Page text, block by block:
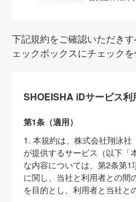
下記規約をご確認いただき
ェックボックスにチェックを
SHOEISHA iDサービス利
第1条（適用）
1. 本規約は、株式会社翔泳社
が提供するサービス（以下「
な内容については、第2条第1
に関し、当社と利用者との間
を目的とし、利用者と当社と